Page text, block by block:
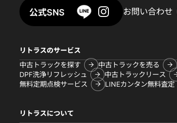
公式SNS お問い合わせ
リトラスのサービス
中古トラックを探す
中古トラックを売る
DPF洗浄リフレッシュ
中古トラックリース
無料定期点検サービス
LINEカンタン無料査定
リトラスについて